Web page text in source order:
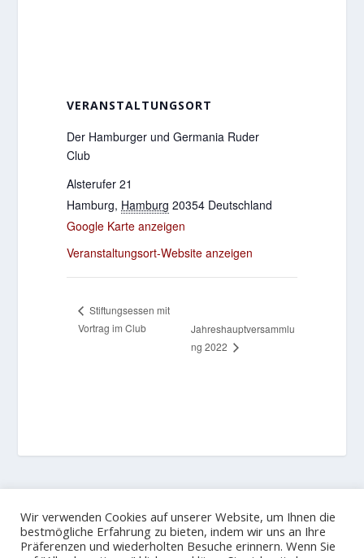
VERANSTALTUNGSORT
Der Hamburger und Germania Ruder
Club
Alsterufer 21
Hamburg, Hamburg 20354 Deutschland
Google Karte anzeigen
Veranstaltungsort-Website anzeigen
Stiftungsessen mit
Vortrag im Club
Jahreshauptversammlu
ng 2022
Du musstangemeldetsein, um einen Kommentar abzugeben.
Wir verwenden Cookies auf unserer Website, um Ihnen die
bestmögliche Erfahrung zu bieten, indem wir uns an Ihre
Präferenzen und wiederholten Besuche erinnern. Wenn Sie